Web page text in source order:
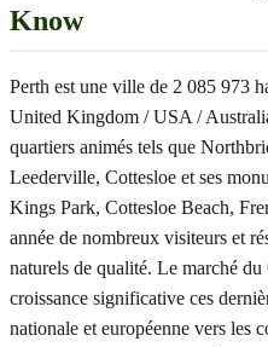
Know
Perth est une ville de 2 085 973
United Kingdom / USA /
quartiers animés tels que
Leederville, Cottesloe et ses
Kings Park, Cottesloe Beach,
année de nombreux visiteurs et
naturels de qualité. Le marché
croissance significative ces
nationale et européenne vers les